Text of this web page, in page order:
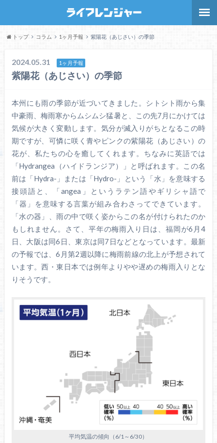
トップ コラム 1ヶ月予報 紫陽花（あじさい）の季節
2024.05.31 1ヶ月予報
紫陽花（あじさい）の季節
本州にも雨の季節が近づいてきました。シトシト雨から集
中豪雨、梅雨寒からムシムシ猛暑と、この先7月にかけては
気候が大きく変動します。気分が滅入りがちとなるこの時
期ですが、可憐に咲く青やピンクの紫陽花（あじさい）の
花が、私たちの心を癒してくれます。ちなみに英語では
「Hydrangea（ハイドランジア）」と呼ばれます。この名
前は「Hydra-」または「Hydro-」という「水」を意味する
接頭語と、「angea」というラテン語やギリシャ語で
「器」を意味する言葉が組み合わさってできています。
「水の器」、雨の中で咲く姿からこの名が付けられたのか
もしれません。さて、平年の梅雨入り日は、福岡が6月4
日、大阪は同6日、東京は同7日などとなっています。最新
の予報では、6月第2週以降に梅雨前線の北上が予想されて
います。西・東日本では例年よりやや遅めの梅雨入りとな
りそうです。
平均気温の傾向（6/1～6/30）